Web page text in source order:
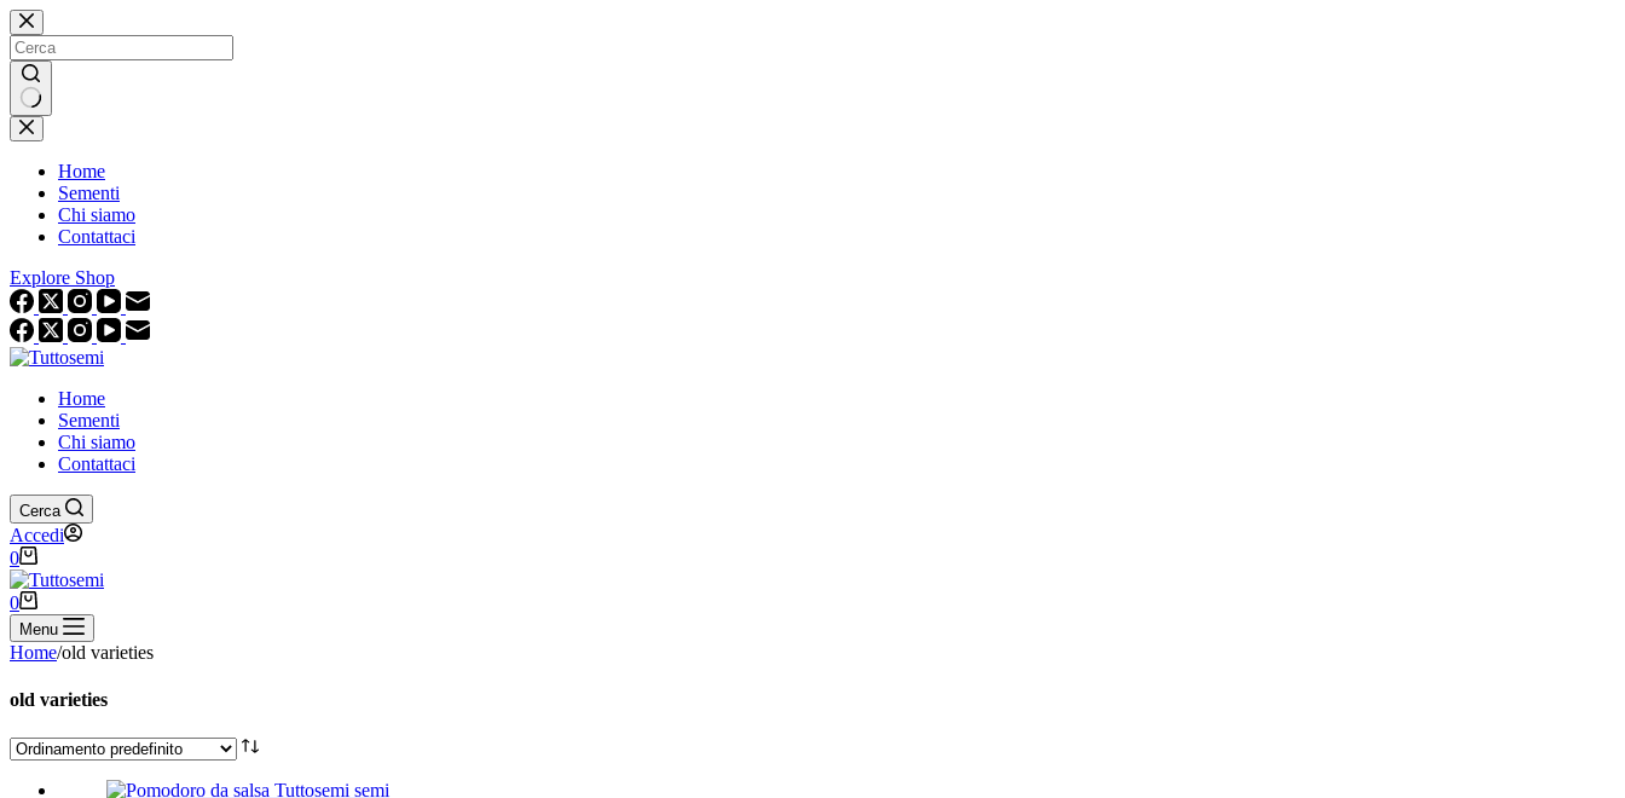
Salta
al
contenuto
Nessun
risultato
Home
Sementi
Chi siamo
Contattaci
Explore Shop
Home
Sementi
Chi siamo
Contattaci
Cerca
Accedi
Carrello
0
Carrello
0
Menu
Home/old varieties
old varieties